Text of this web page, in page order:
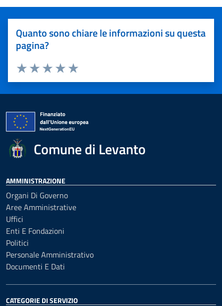
Quanto sono chiare le informazioni su questa
pagina?
Valuta 5 stelle su 5
Valuta 4 stelle su 5
Valuta 3 stelle su 5
Valuta 2 stelle su 5
Valuta 1 stelle su 5
Comune di Levanto
AMMINISTRAZIONE
Organi Di Governo
Aree Amministrative
Uffici
Enti E Fondazioni
Politici
Personale Amministrativo
Documenti E Dati
CATEGORIE DI SERVIZIO